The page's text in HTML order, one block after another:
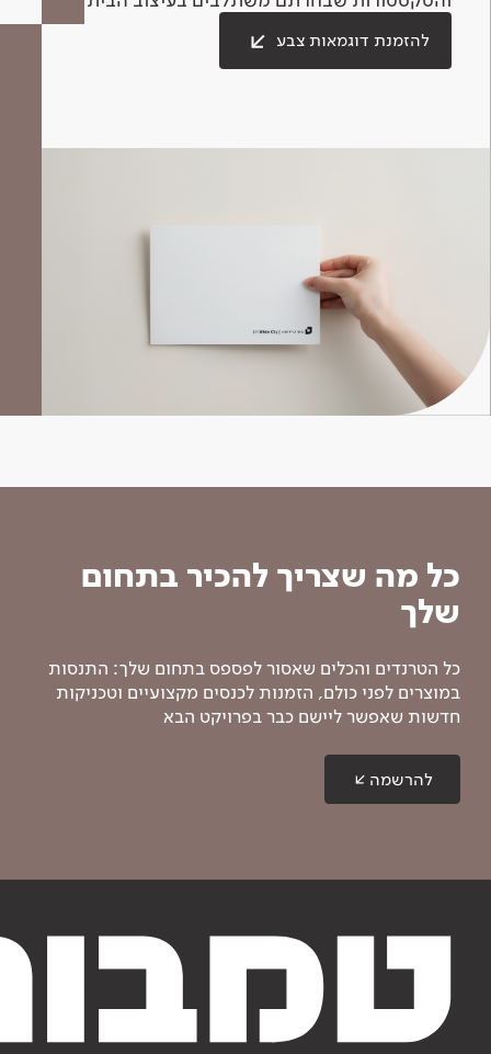
להזמנת דוגמאות צבע
כל מה שצריך להכיר בתחום
שלך
כל הטרנדים והכלים שאסור לפספס בתחום שלך: התנסות
במוצרים לפני כולם, הזמנות לכנסים מקצועיים וטכניקות
חדשות שאפשר ליישם כבר בפרויקט הבא
להרשמה